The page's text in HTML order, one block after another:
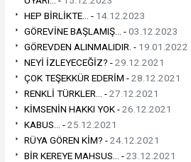
HEP BİRLİKTE... - 14.12.2023
GÖREVİNE BAŞLAMIŞ... -03.12.2023
GÖREVDEN ALINMALIDIR. - 19.01.2022
NEYİ İZLEYECEĞİZ? -29.12.2021
ÇOK TEŞEKKÜR EDERİM -28.12.2021
RENKLİ TÜRKLER... -27.12.2021
KİMSENİN HAKKI YOK -26.12.2021
KABUS... -25.12.2021
RÜYA GÖREN KİM? -24.12.2021
BİR KEREYE MAHSUS... -23.12.2021